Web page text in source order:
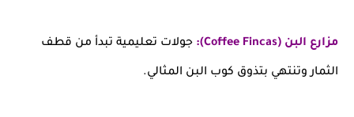
مزارع البن (Coffee Fincas): جولات تعليمية تبدأ من قطف
الثمار وتنتهي بتذوق كوب البن المثالي.